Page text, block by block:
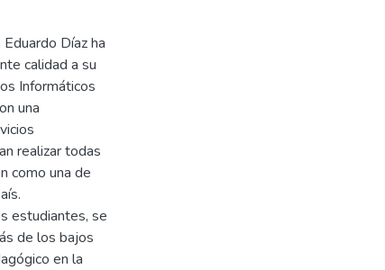
Díaz ha
calidad a su
Informáticos
una
realizar todas
como una de
estudiantes, se
de los bajos
en la